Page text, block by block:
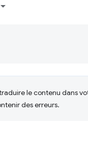
le contenu dans
des erreurs.